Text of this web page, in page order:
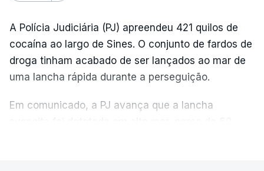
A Polícia Judiciária (PJ) apreendeu 421 quilos de
cocaína ao largo de Sines. O conjunto de fardos de
droga tinham acabado de ser lançados ao mar de
uma lancha rápida durante a perseguição.
Em comunicado, a PJ avança que a lancha